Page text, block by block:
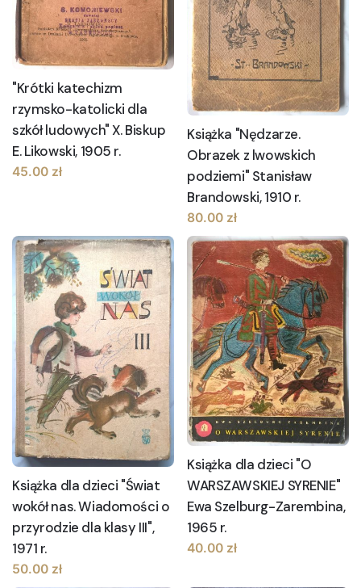
"Krótki katechizm
rzymsko-katolicki dla
szkół ludowych" X. Biskup
E. Likowski, 1905 r.
45.00 zł
Książka "Nędzarze.
Obrazek z lwowskich
podziemi" Stanisław
Brandowski, 1910 r.
80.00 zł
Książka dla dzieci "Świat
wokół nas. Wiadomości o
przyrodzie dla klasy III",
1971 r.
50.00 zł
Książka dla dzieci "O
WARSZAWSKIEJ SYRENIE"
Ewa Szelburg-Zarembina,
1965 r.
40.00 zł